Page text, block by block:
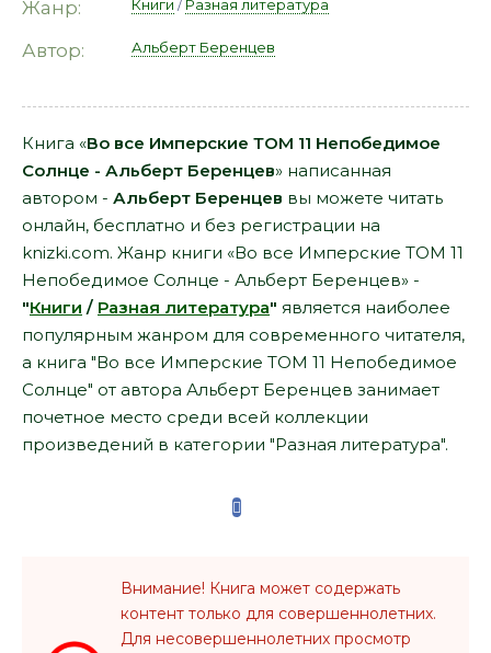
Жанр:
Книги /Разная литература
Автор: Альберт Беренцев
Книга «Во все Имперские ТОМ 11 Непобедимое
Солнце - Альберт Беренцев» написанная
автором - Альберт Беренцев вы можете читать
онлайн, бесплатно и без регистрации на
knizki.com. Жанр книги «Во все Имперские ТОМ 11
Непобедимое Солнце - Альберт Беренцев» -
"Книги / Разная литература" является наиболее
популярным жанром для современного читателя,
а книга "Во все Имперские ТОМ 11 Непобедимое
Солнце" от автора Альберт Беренцев занимает
почетное место среди всей коллекции
произведений в категории "Разная литература".
Внимание! Книга может содержать
контент только для совершеннолетних.
Для несовершеннолетних просмотр